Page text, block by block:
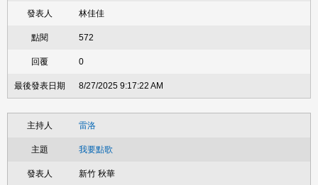
林佳佳
572
0
8/27/2025 9:17:22 AM
雷洛
我要點歌
新竹 秋華